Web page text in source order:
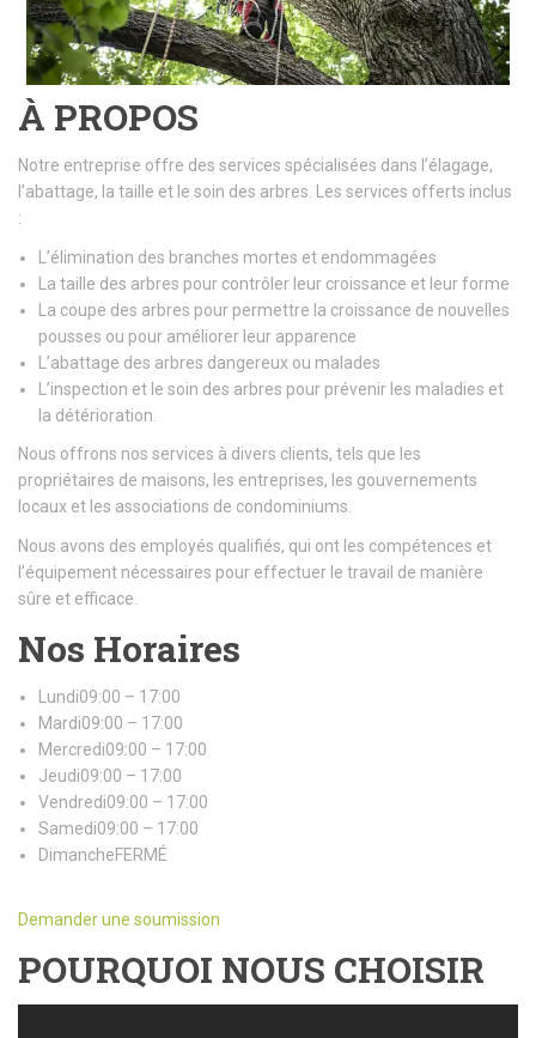
À PROPOS
Notre entreprise offre des services spécialisées dans l’élagage,
l’abattage, la taille et le soin des arbres. Les services offerts inclus
:
L’élimination des branches mortes et endommagées
La taille des arbres pour contrôler leur croissance et leur forme
La coupe des arbres pour permettre la croissance de nouvelles
pousses ou pour améliorer leur apparence
L’abattage des arbres dangereux ou malades
L’inspection et le soin des arbres pour prévenir les maladies et
la détérioration.
Nous offrons nos services à divers clients, tels que les
propriétaires de maisons, les entreprises, les gouvernements
locaux et les associations de condominiums.
Nous avons des employés qualifiés, qui ont les compétences et
l’équipement nécessaires pour effectuer le travail de manière
sûre et efficace.
Nos Horaires
Lundi09:00 – 17:00
Mardi09:00 – 17:00
Mercredi09:00 – 17:00
Jeudi09:00 – 17:00
Vendredi09:00 – 17:00
Samedi09:00 – 17:00
DimancheFERMÉ
Demander une soumission
POURQUOI NOUS CHOISIR